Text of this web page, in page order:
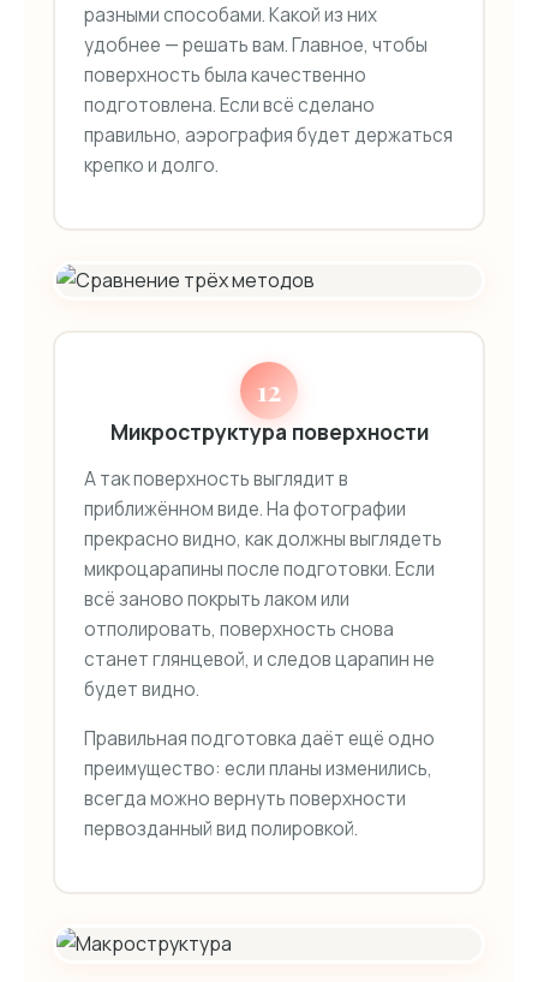
разными способами. Какой из них
удобнее — решать вам. Главное, чтобы
поверхность была качественно
подготовлена. Если всё сделано
правильно, аэрография будет держаться
крепко и долго.
12
Микроструктура поверхности
А так поверхность выглядит в
приближённом виде. На фотографии
прекрасно видно, как должны выглядеть
микроцарапины после подготовки. Если
всё заново покрыть лаком или
отполировать, поверхность снова
станет глянцевой, и следов царапин не
будет видно.
Правильная подготовка даёт ещё одно
преимущество: если планы изменились,
всегда можно вернуть поверхности
первозданный вид полировкой.